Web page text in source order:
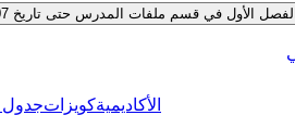
في قسم ملفات المدرس حتى تاريخ 07-08-2026
الأكاديميةكويزاتجدول